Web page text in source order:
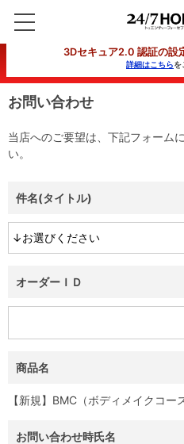
3Dセキュア2.0 認証の設
詳細はこちらを
お問い合わせ
当店へのご要望は、下記フォーム
い。
件名(タイトル)
オーダーＩＤ
商品名
【新規】BMC（ボディメイクコー
お問い合わせ時氏名